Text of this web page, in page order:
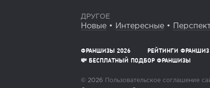
ДРУГОЕ
Новые • Интересные •
ФРАНШИЗЫ 2026 РЕЙТИНГИ ФРАНШИЗ
💸 БЕСПЛАТНЫЙ ПОДБОР ФРАНШИЗЫ
© 2026 Пользовательское соглашение